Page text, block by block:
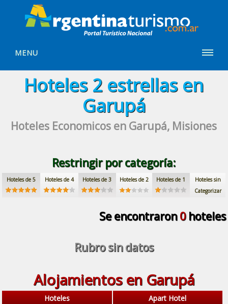
MENU
Hoteles 2 estrellasen
Garupá
Hoteles Economicos en Garupá, Misiones
Restringir por categoría:
Hoteles de 5 Hoteles de 4 Hoteles de 3 Hoteles de 2 Hoteles de 1
Hoteles sin
Categorizar
Se encontraron0hoteles
Rubro sin datos
Alojamientos en Garupá
Hoteles
Apart Hotel